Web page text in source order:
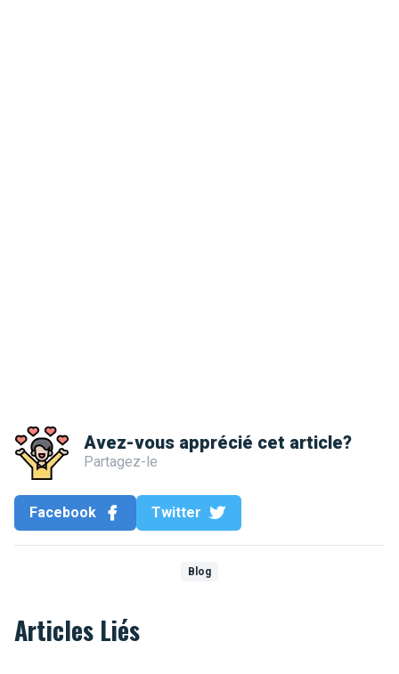
Avez-vous apprécié cet article?
Partagez-le
Facebook Twitter
Blog
Articles Liés